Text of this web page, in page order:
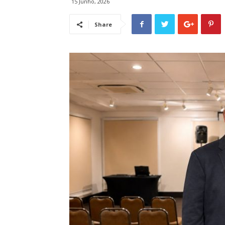
Share